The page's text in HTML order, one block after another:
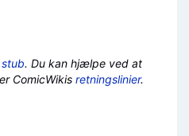
stub. Du kan hjælpe ved at
ComicWikis retningslinier.